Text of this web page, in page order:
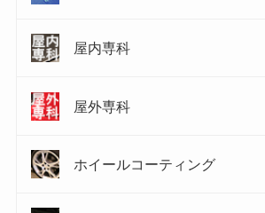
屋内専科
屋外専科
ホイールコーティング